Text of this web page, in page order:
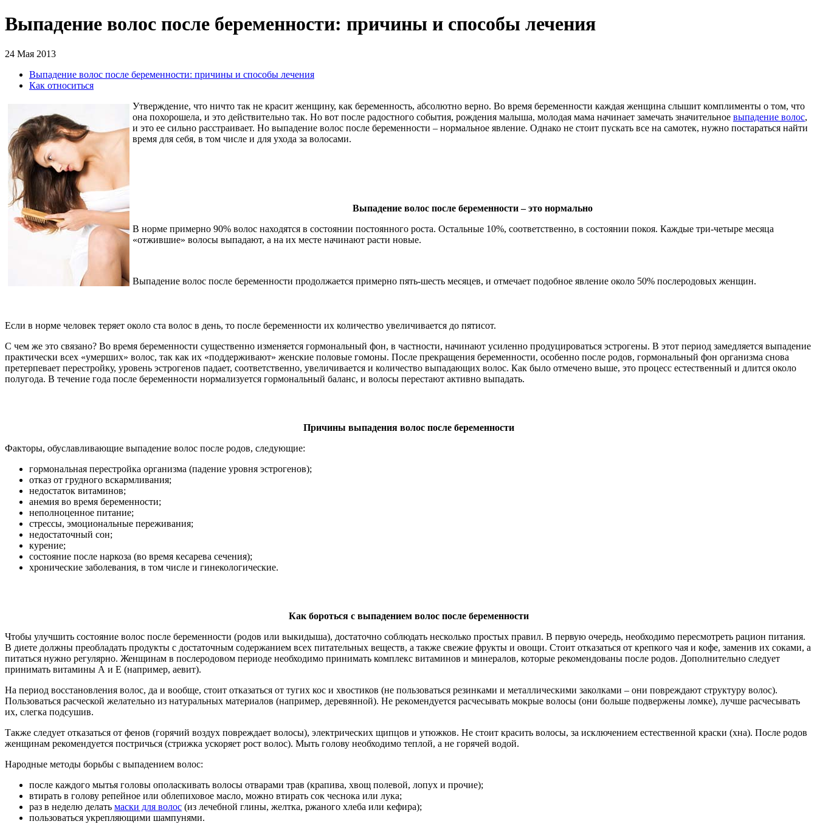
Выпадение волос после беременности: причины и способы лечения
24 Мая 2013
Выпадение волос после беременности: причины и способы лечения
Как относиться
Утверждение, что ничто так не красит женщину, как беременность, абсолютно верно. Во время беременности каждая женщина слышит комплименты о том, что
она похорошела, и это действительно так. Но вот после радостного события, рождения малыша, молодая мама начинает замечать значительное выпадение волос,
и это ее сильно расстраивает. Но выпадение волос после беременности – нормальное явление. Однако не стоит пускать все на самотек, нужно постараться найти
время для себя, в том числе и для ухода за волосами.
Выпадение волос после беременности – это нормально
В норме примерно 90% волос находятся в состоянии постоянного роста. Остальные 10%, соответственно, в состоянии покоя. Каждые три-четыре месяца
«отжившие» волосы выпадают, а на их месте начинают расти новые.
Выпадение волос после беременности продолжается примерно пять-шесть месяцев, и отмечает подобное явление около 50% послеродовых женщин.
Если в норме человек теряет около ста волос в день, то после беременности их количество увеличивается до пятисот.
С чем же это связано? Во время беременности существенно изменяется гормональный фон, в частности, начинают усиленно продуцироваться эстрогены. В этот период замедляется выпадение
практически всех «умерших» волос, так как их «поддерживают» женские половые гомоны. После прекращения беременности, особенно после родов, гормональный фон организма снова
претерпевает перестройку, уровень эстрогенов падает, соответственно, увеличивается и количество выпадающих волос. Как было отмечено выше, это процесс естественный и длится около
полугода. В течение года после беременности нормализуется гормональный баланс, и волосы перестают активно выпадать.
Причины выпадения волос после беременности
Факторы, обуславливающие выпадение волос после родов, следующие:
гормональная перестройка организма (падение уровня эстрогенов);
отказ от грудного вскармливания;
недостаток витаминов;
анемия во время беременности;
неполноценное питание;
стрессы, эмоциональные переживания;
недостаточный сон;
курение;
состояние после наркоза (во время кесарева сечения);
хронические заболевания, в том числе и гинекологические.
Как бороться с выпадением волос после беременности
Чтобы улучшить состояние волос после беременности (родов или выкидыша), достаточно соблюдать несколько простых правил. В первую очередь, необходимо пересмотреть рацион питания.
В диете должны преобладать продукты с достаточным содержанием всех питательных веществ, а также свежие фрукты и овощи. Стоит отказаться от крепкого чая и кофе, заменив их соками, а
питаться нужно регулярно. Женщинам в послеродовом периоде необходимо принимать комплекс витаминов и минералов, которые рекомендованы после родов. Дополнительно следует
принимать витамины А и Е (например, аевит).
На период восстановления волос, да и вообще, стоит отказаться от тугих кос и хвостиков (не пользоваться резинками и металлическими заколками – они повреждают структуру волос).
Пользоваться расческой желательно из натуральных материалов (например, деревянной). Не рекомендуется расчесывать мокрые волосы (они больше подвержены ломке), лучше расчесывать
их, слегка подсушив.
Также следует отказаться от фенов (горячий воздух повреждает волосы), электрических щипцов и утюжков. Не стоит красить волосы, за исключением естественной краски (хна). После родов
женщинам рекомендуется постричься (стрижка ускоряет рост волос). Мыть голову необходимо теплой, а не горячей водой.
Народные методы борьбы с выпадением волос:
после каждого мытья головы ополаскивать волосы отварами трав (крапива, хвощ полевой, лопух и прочие);
втирать в голову репейное или облепиховое масло, можно втирать сок чеснока или лука;
раз в неделю делать маски для волос (из лечебной глины, желтка, ржаного хлеба или кефира);
пользоваться укрепляющими шампунями.